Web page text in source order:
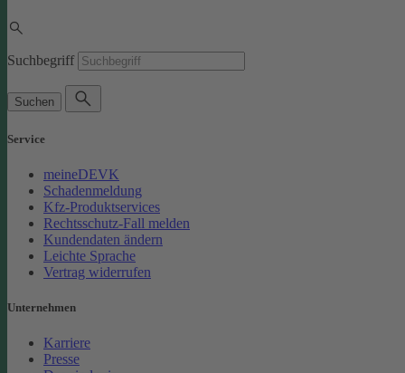
Suchbegriff
Suchen
Service
meineDEVK
Schadenmeldung
Kfz-Produktservices
Rechtsschutz-Fall melden
Kundendaten ändern
Leichte Sprache
Vertrag widerrufen
Unternehmen
Karriere
Presse